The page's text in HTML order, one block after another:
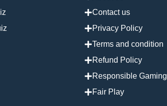
Contact us
Privacy Policy
Terms and condition
Refund Policy
Responsible Gaming
Fair Play